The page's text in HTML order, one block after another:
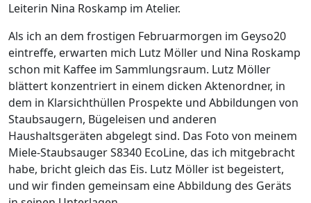
Leiterin Nina Roskamp im Atelier.
Als ich an dem frostigen Februarmorgen im Geyso20
eintreffe, erwarten mich Lutz Möller und Nina Roskamp
schon mit Kaffee im Sammlungsraum. Lutz Möller
blättert konzentriert in einem dicken Aktenordner, in
dem in Klarsichthüllen Prospekte und Abbildungen von
Staubsaugern, Bügeleisen und anderen
Haushaltsgeräten abgelegt sind. Das Foto von meinem
Miele-Staubsauger S8340 EcoLine, das ich mitgebracht
habe, bricht gleich das Eis. Lutz Möller ist begeistert,
und wir finden gemeinsam eine Abbildung des Geräts